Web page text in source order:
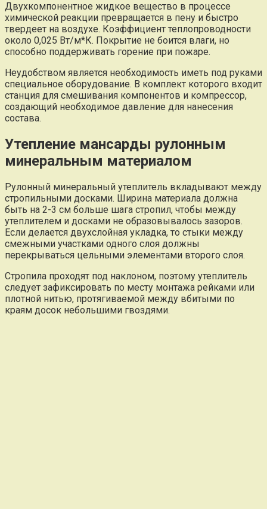
Двухкомпонентное жидкое вещество в процессе
химической реакции превращается в пену и быстро
твердеет на воздухе. Коэффициент теплопроводности
около 0,025 Вт/м*К. Покрытие не боится влаги, но
способно поддерживать горение при пожаре.
Неудобством является необходимость иметь под руками
специальное оборудование. В комплект которого входит
станция для смешивания компонентов и компрессор,
создающий необходимое давление для нанесения
состава.
Утепление мансарды рулонным
минеральным материалом
Рулонный минеральный утеплитель вкладывают между
стропильными досками. Ширина материала должна
быть на 2-3 см больше шага стропил, чтобы между
утеплителем и досками не образовывалось зазоров.
Если делается двухслойная укладка, то стыки между
смежными участками одного слоя должны
перекрываться цельными элементами второго слоя.
Стропила проходят под наклоном, поэтому утеплитель
следует зафиксировать по месту монтажа рейками или
плотной нитью, протягиваемой между вбитыми по
краям досок небольшими гвоздями.